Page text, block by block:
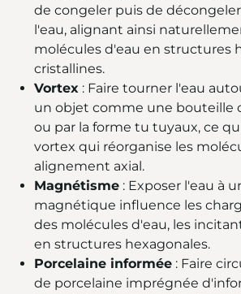
de congeler puis de
l'eau, alignant ainsi
molécules d'eau en structures
cristallines.
Vortex : Faire tourner l'eau
un objet comme une bouteille
ou par la forme tu tuyaux, ce
vortex qui réorganise les
alignement axial.
Magnétisme : Exposer l'eau à
magnétique influence les
des molécules d'eau, les
en structures hexagonales.
Porcelaine informée : Faire
de porcelaine imprégnée